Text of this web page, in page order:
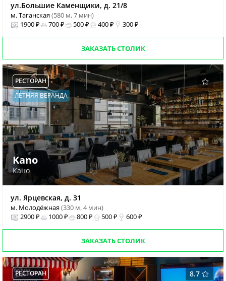
ул.Большие Каменщики, д. 21/8
м. Таганская(580 м, 7 мин)
1900 ₽
700 ₽ 500 ₽ 400 ₽ 300 ₽
ЗАКАЗАТЬ СТОЛИК
РЕСТОРАН
ЛЕТНЯЯ ВЕРАНДА
Kano
Кано
ул. Ярцевская, д. 31
м. Молодёжная(330 м, 4 мин)
2900 ₽
1000 ₽ 800 ₽ 500 ₽ 600 ₽
ЗАКАЗАТЬ СТОЛИК
8.7
РЕСТОРАН